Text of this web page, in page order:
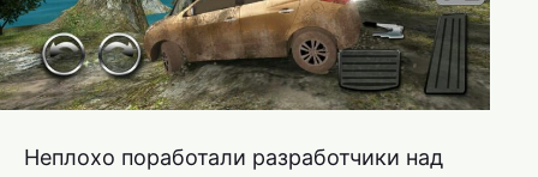
Неплохо поработали разработчики над